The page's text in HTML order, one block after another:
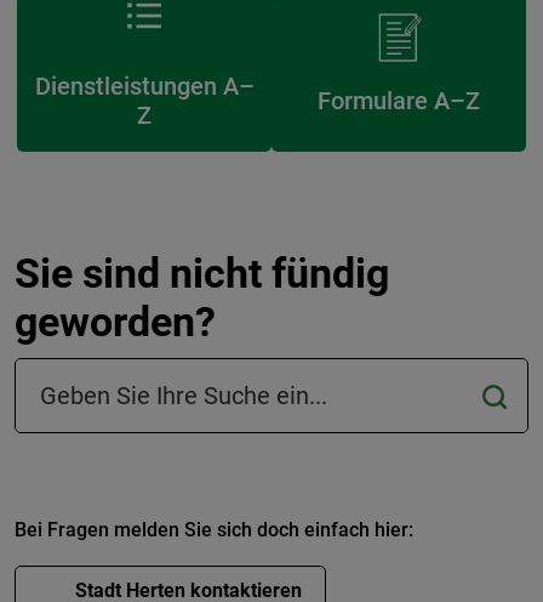
Dienstleistungen A–
Z
Formulare A–Z
Sie sind nicht fündig
geworden?
Suchfeld in der Fußzeile
Bei Fragen melden Sie sich doch einfach hier:
Stadt Herten kontaktieren